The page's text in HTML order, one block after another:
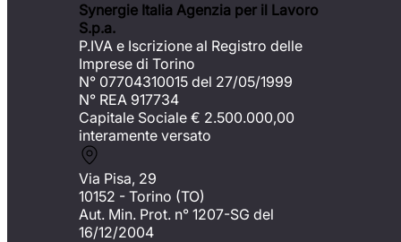
Synergie Italia Agenzia per il Lavoro
S.p.a.
P.IVA e Iscrizione al Registro delle
Imprese di Torino
N° 07704310015 del 27/05/1999
N° REA 917734
Capitale Sociale € 2.500.000,00
interamente versato
Via Pisa, 29
10152 - Torino (TO)
Aut. Min. Prot. n° 1207-SG del
16/12/2004